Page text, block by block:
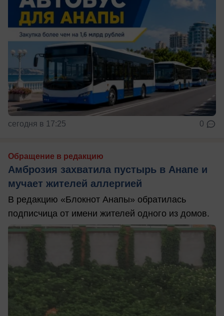
сегодня в 17:25 0
Обращение в редакцию
Амброзия захватила пустырь в Анапе и
мучает жителей аллергией
В редакцию «Блокнот Анапы» обратилась
подписчица от имени жителей одного из домов.